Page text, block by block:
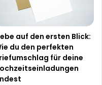
auf den ersten Blick:
du den perfekten
für deine